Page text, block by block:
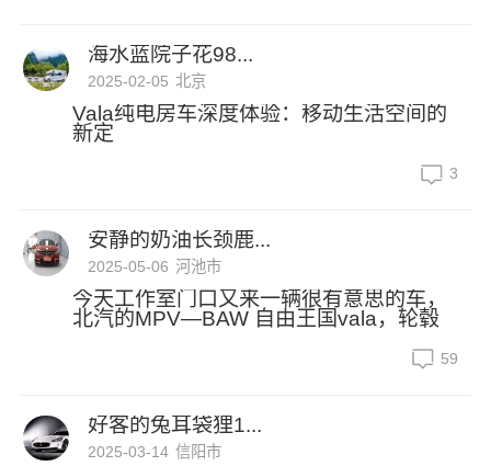
海水蓝院子花98...
2025-02-05 北京
Vala纯电房车深度体验：移动生活空间的
新定
3
安静的奶油长颈鹿...
2025-05-06 河池市
今天工作室门口又来一辆很有意思的车，
北汽的MPV—BAW 自由王国vala，轮毂
59
好客的兔耳袋狸1...
2025-03-14 信阳市